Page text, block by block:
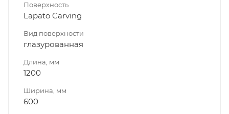
Поверхность
Lapato Carving
Вид поверхности
глазурованная
Длина, мм
1200
Ширина, мм
600